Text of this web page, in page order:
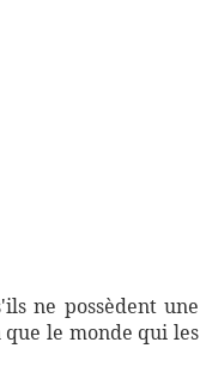
ne possèdent une
le monde qui les